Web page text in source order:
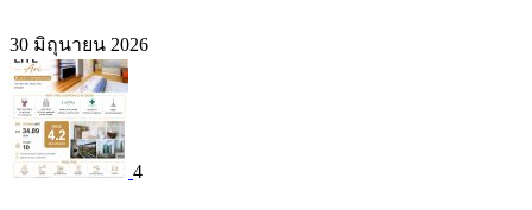
30 มิถุนายน 2026
4